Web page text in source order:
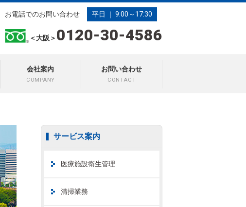
お電話でのお問い合わせ 平日 ｜ 9:00～17:30
＜大阪＞ 0120-30-4586
会社案内
COMPANY
お問い合わせ
CONTACT
サービス案内
医療施設衛生管理
清掃業務